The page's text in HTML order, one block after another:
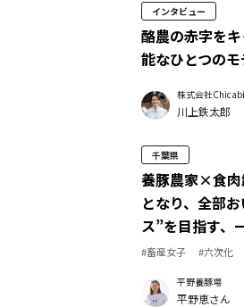
インタビュー
酪農の赤字を
能なひとつの
株式会社
川上鉄太郎
千葉県
養豚農家×食
となり、全部
ス”を目指す、
#畜産女子 #六次化
平野養豚場
平野恵さん